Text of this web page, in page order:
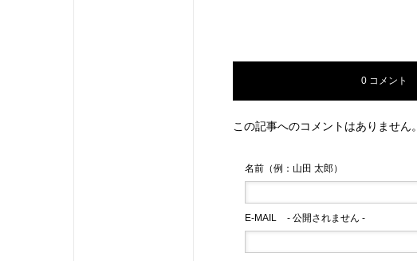
0 コメント
この記事へのコメントはありません。
名前（例：山田 太郎）
E-MAIL - 公開されません -